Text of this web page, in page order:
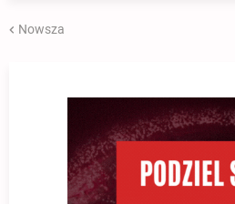
Nowsza